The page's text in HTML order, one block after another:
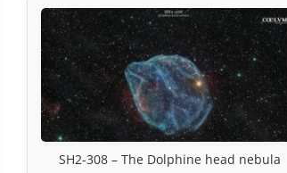
SH2-308 – The Dolphine head nebula